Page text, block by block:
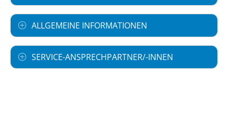
ALLGEMEINE INFORMATIONEN
SERVICE-ANSPRECHPARTNER/-INNEN